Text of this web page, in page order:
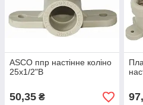
ASCO ппр настінне коліно
25х1/2"В
50,35 ₴